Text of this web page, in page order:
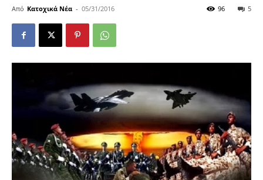
Από Κατοχικά Νέα - 05/31/2016 5
96